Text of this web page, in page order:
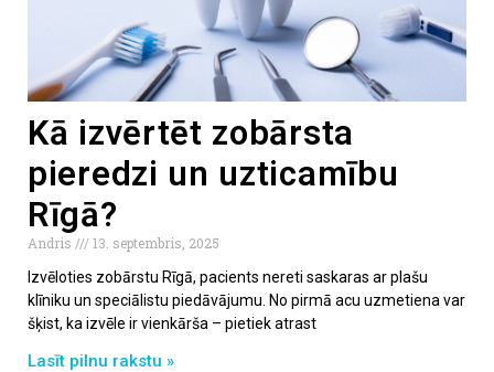
Kā izvērtēt zobārsta
pieredzi un uzticamību
Rīgā?
Andris
13. septembris, 2025
Izvēloties zobārstu Rīgā, pacients nereti saskaras ar plašu
klīniku un speciālistu piedāvājumu. No pirmā acu uzmetiena var
šķist, ka izvēle ir vienkārša – pietiek atrast
Lasīt pilnu rakstu »